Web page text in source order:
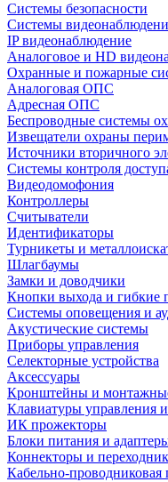
Системы безопасности
Системы
IP видеонаблюдение
Аналоговое и HD
Охранные и пожарные
Аналоговая ОПС
Адресная ОПС
Беспроводные системы
Извещатели охраны
Источники вторичного
Системы контроля
Видеодомофония
Контроллеры
Считыватели
Идентификаторы
Турникеты и
Шлагбаумы
Замки и доводчики
Кнопки выхода и гибкие
Системы оповещения и
Акустические системы
Приборы управления
Селекторные устройства
Аксессуары
Кронштейны и
Клавиатуры управления
ИК прожекторы
Блоки питания и
Коннекторы и
Кабельно-проводниковая